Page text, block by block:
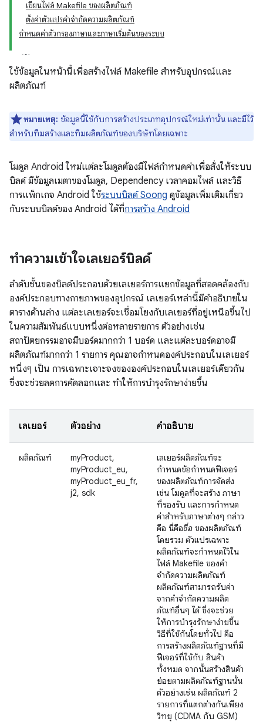
เขียนไฟล์ Makefile ของผลิตภัณฑ์
ตั้งค่าตัวแปรคำจำกัดความผลิตภัณฑ์
กำหนดค่าตัวกรองภาษาและภาษาเริ่มต้นของระบบ
ใช้ข้อมูลในหน้านี้เพื่อสร้างไฟล์ Makefile สำหรับอุปกรณ์และ
ผลิตภัณฑ์
หมายเหตุ: ข้อมูลนี้ใช้กับการสร้างประเภทอุปกรณ์ใหม่เท่านั้น และมีไว้
สำหรับทีมสร้างและทีมผลิตภัณฑ์ของบริษัทโดยเฉพาะ
โมดูล Android ใหม่แต่ละโมดูลต้องมีไฟล์กำหนดค่าเพื่อสั่งให้ระบบ
บิลด์ มีข้อมูลเมตาของโมดูล, Dependency เวลาคอมไพล์ และวิธี
การแพ็กเกจ Android ใช้ระบบบิลด์ Soong ดูข้อมูลเพิ่มเติมเกี่ยว
กับระบบบิลด์ของ Android ได้ที่การสร้าง Android
ทำความเข้าใจเลเยอร์บิลด์
ลำดับชั้นของบิลด์ประกอบด้วยเลเยอร์การแยกข้อมูลที่สอดคล้องกับ
องค์ประกอบทางกายภาพของอุปกรณ์ เลเยอร์เหล่านี้มีคำอธิบายใน
ตารางด้านล่าง แต่ละเลเยอร์จะเชื่อมโยงกับเลเยอร์ที่อยู่เหนือขึ้นไป
ในความสัมพันธ์แบบหนึ่งต่อหลายรายการ ตัวอย่างเช่น
สถาปัตยกรรมอาจมีบอร์ดมากกว่า 1 บอร์ด และแต่ละบอร์ดอาจมี
ผลิตภัณฑ์มากกว่า 1 รายการ คุณอาจกำหนดองค์ประกอบในเลเยอร์
หนึ่งๆ เป็น การเฉพาะเจาะจงขององค์ประกอบในเลเยอร์เดียวกัน
ซึ่งจะช่วยลดการคัดลอกและ ทำให้การบำรุงรักษาง่ายขึ้น
เลเยอร์ ตัวอย่าง คำอธิบาย
ผลิตภัณฑ์
myProduct,
myProduct_eu,
myProduct_eu_fr,
j2, sdk
เลเยอร์ผลิตภัณฑ์จะ
กำหนดข้อกำหนดฟีเจอร์
ของผลิตภัณฑ์การจัดส่ง
เช่น โมดูลที่จะสร้าง ภาษา
ที่รองรับ และการกำหนด
ค่าสำหรับภาษาต่างๆ กล่าว
คือ นี่คือชื่อ ของผลิตภัณฑ์
โดยรวม ตัวแปรเฉพาะ
ผลิตภัณฑ์จะกำหนดไว้ใน
ไฟล์ Makefile ของคำ
จำกัดความผลิตภัณฑ์
ผลิตภัณฑ์สามารถรับค่า
จากคำจำกัดความผลิต
ภัณฑ์อื่นๆ ได้ ซึ่งจะช่วย
ให้การบำรุงรักษาง่ายขึ้น
วิธีที่ใช้กันโดยทั่วไป คือ
การสร้างผลิตภัณฑ์ฐานที่มี
ฟีเจอร์ที่ใช้กับ สินค้า
ทั้งหมด จากนั้นสร้างสินค้า
ย่อยตามผลิตภัณฑ์ฐานนั้น
ตัวอย่างเช่น ผลิตภัณฑ์ 2
รายการที่แตกต่างกันเพียง
วิทยุ (CDMA กับ GSM)